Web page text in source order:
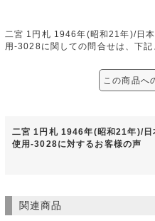
二宮 1円札 1946年(昭和21年)/日
用-3028に関しての問合せは、下記
この商品へ
二宮 1円札 1946年(昭和21年)/
使用-3028に対するお客様の声
関連商品